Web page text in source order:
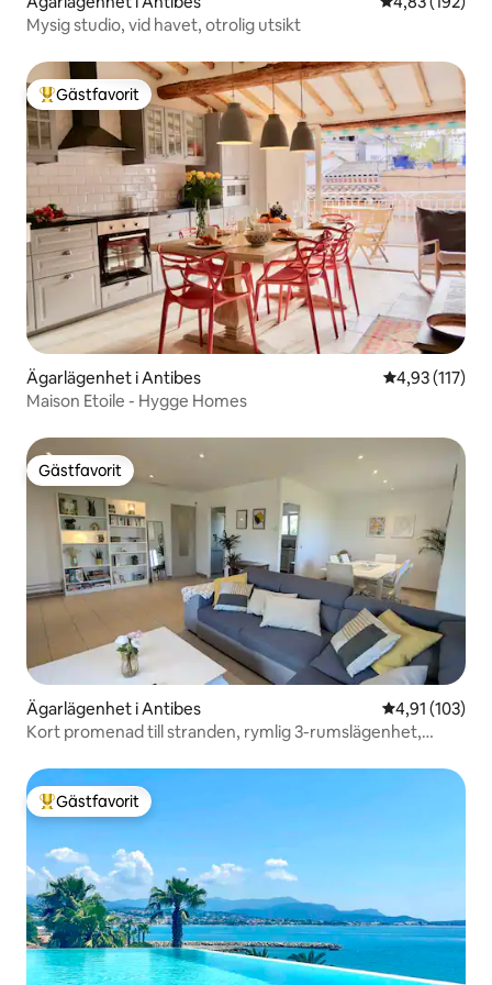
Mysig studio, vid havet, otrolig utsikt
Populär gästfavorit
Gästfavorit
Ägarlägenhet i Antibes 4,93 av 5 i
4,93 (117)
Maison Etoile - Hygge Homes
Gästfavorit
Gästfavorit
Ägarlägenhet i Antibes 4,91 av 5 i
4,91 (103)
Kort promenad till stranden, rymlig 3-rumslägenhet,
Populär gästfavorit
Gästfavorit